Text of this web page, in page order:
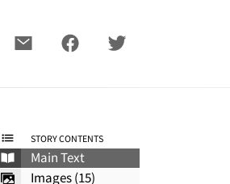
Story Contents
Main Text
Images (15)